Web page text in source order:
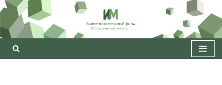
Перейти
к
содержимому